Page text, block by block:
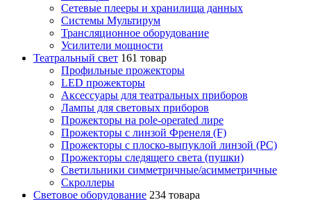
Сетевые плееры и хранилища данных
Системы Мультирум
Трансляционное оборудование
Усилители мощности
Театральный свет 161 товар
Профильные прожекторы
LED прожекторы
Аксессуары для театральных приборов
Лампы для световых приборов
Прожекторы на pole-operated лире
Прожекторы с линзой Френеля (F)
Прожекторы с плоско-выпуклой линзой (PC)
Прожекторы следящего света (пушки)
Светильники симметричные/асимметричные
Скроллеры
Световое оборудование 234 товара